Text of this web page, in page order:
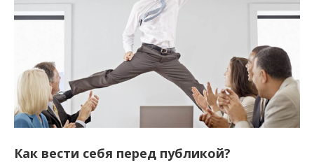
Как вести себя перед публикой?